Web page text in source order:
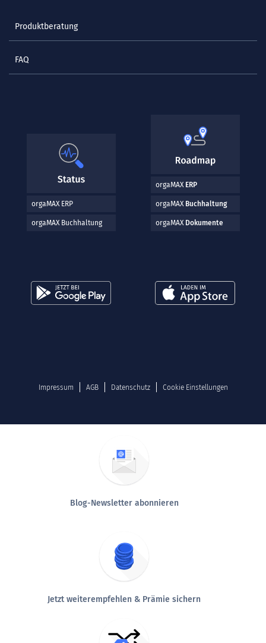
Produktberatung
FAQ
orgaMAX ERP
orgaMAX Buchhaltung
orgaMAX ERP
orgaMAX Buchhaltung
orgaMAX Dokumente
Impressum AGB Datenschutz Cookie Einstellungen
Blog-Newsletter abonnieren
Jetzt weiterempfehlen & Prämie sichern